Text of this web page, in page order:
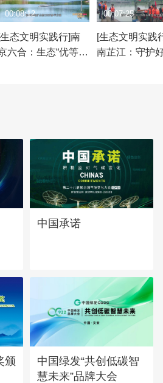
态文明实践行]南
六合：生态“优等
00:08:12
[生态文明实践
南芷江：守护
00:07:25
中国承诺
颁
中国绿发“共创低碳智
慧未来”品牌大会